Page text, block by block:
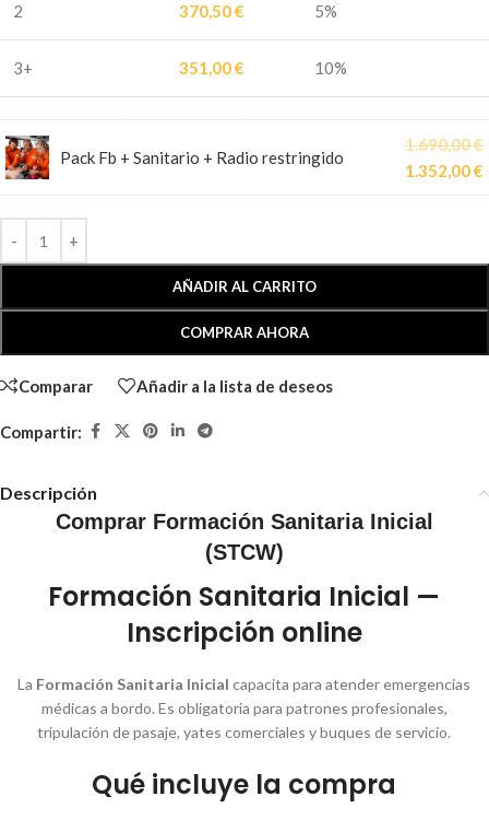
2 370,50€ 5%
3+ 351,00€ 10%
Pack Fb + Sanitario + Radio restringido
1.690,00€
1.352,00€
AÑADIR AL CARRITO
COMPRAR AHORA
Comparar Añadir a la lista de deseos
Compartir:
Descripción
Comprar Formación Sanitaria Inicial
(STCW)
Formación Sanitaria Inicial —
Inscripción online
La Formación Sanitaria Inicial capacita para atender emergencias
médicas a bordo. Es obligatoria para patrones profesionales,
tripulación de pasaje, yates comerciales y buques de servicio.
Qué incluye la compra